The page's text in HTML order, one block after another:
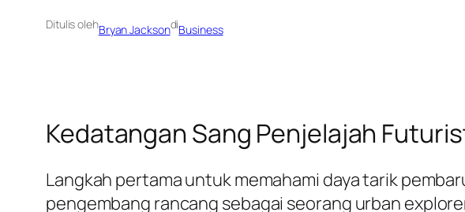
Ditulis olehBryan JacksondiBusiness
Kedatangan Sang Penjelajah
Langkah pertama untuk memahami daya tarik
pengembang rancang sebagai seorang urban